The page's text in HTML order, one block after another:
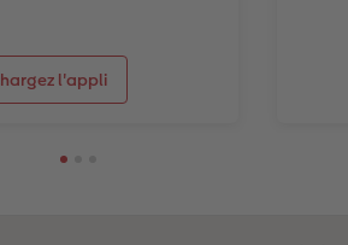
l'appli